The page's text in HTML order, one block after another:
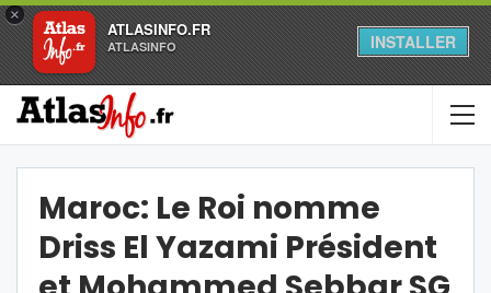
×
ATLASINFO.FR
ATLASINFO INSTALLER
Maroc: Le Roi nomme
Driss El Yazami Président